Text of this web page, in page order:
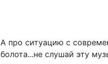
А про ситуацию с
болота...не слушай эту